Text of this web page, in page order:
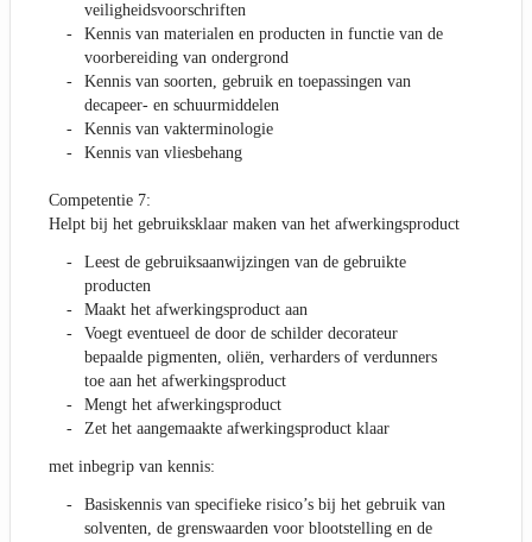
veiligheidsvoorschriften
Kennis van materialen en producten in functie van de
voorbereiding van ondergrond
Kennis van soorten, gebruik en toepassingen van
decapeer- en schuurmiddelen
Kennis van vakterminologie
Kennis van vliesbehang
Competentie 7:
Helpt bij het gebruiksklaar maken van het afwerkingsproduct
Leest de gebruiksaanwijzingen van de gebruikte
producten
Maakt het afwerkingsproduct aan
Voegt eventueel de door de schilder decorateur
bepaalde pigmenten, oliën, verharders of verdunners
toe aan het afwerkingsproduct
Mengt het afwerkingsproduct
Zet het aangemaakte afwerkingsproduct klaar
met inbegrip van kennis:
Basiskennis van specifieke risico’s bij het gebruik van
solventen, de grenswaarden voor blootstelling en de